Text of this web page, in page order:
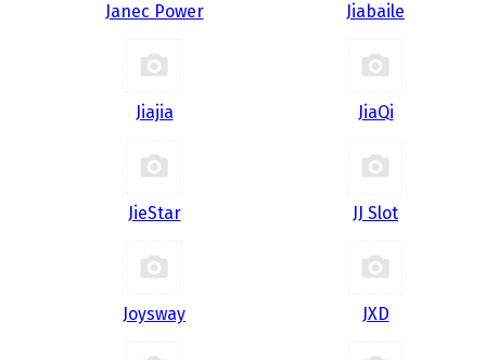
Janec Power Jiabaile
Jiajia JiaQi
JieStar JJ Slot
Joysway JXD